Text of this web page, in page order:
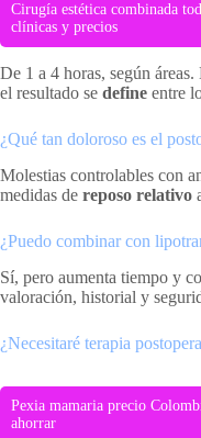
Cirugía estética combinada
clínicas y precios
De 1 a 4 horas, según
el resultado se define entre
¿Qué tan doloroso es el
Molestias controlables con
medidas de reposo relativo
¿Puedo combinar con
Sí, pero aumenta tiempo y
valoración, historial y
¿Necesitaré terapia
Pexia mamaria precio
ahorrar